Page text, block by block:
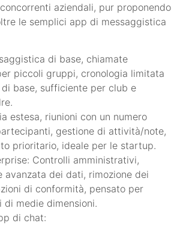
aziendali, pur proponendo
le semplici app di messaggistica
di base, chiamate
piccoli gruppi, cronologia limitata
base, sufficiente per club e
estesa, riunioni con un numero
gestione di attività/note,
prioritario, ideale per le startup.
Controlli amministrativi,
avanzata dei dati, rimozione dei
di conformità, pensato per
di medie dimensioni.
di chat: